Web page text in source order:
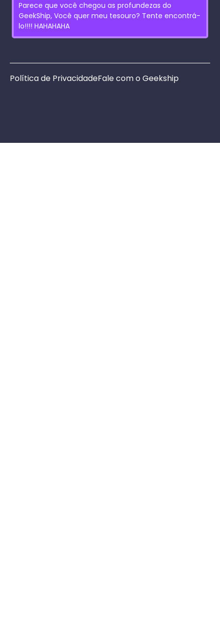
Parece que você chegou as profundezas do
GeekShip, Você quer meu tesouro? Tente encontrá-
lo!!!! HAHAHAHA
Política de PrivacidadeFale com o Geekship